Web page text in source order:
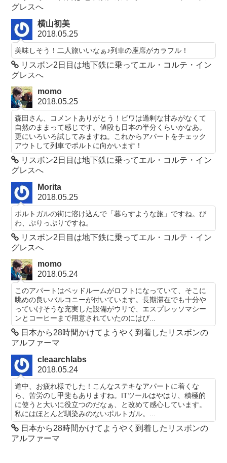
グレスへ
横山初美
2018.05.25
美味しそう！二人旅いいなぁ♪列車の座席がカラフル！
リスボン2日目は地下鉄に乗ってエル・コルテ・イン
グレスへ
momo
2018.05.25
森田さん、コメントありがとう！ビワは過剰な甘みがなくて
自然のままって感じです。値段も日本の半分くらいかなあ。
更にいろいろ試してみますね。これからアパートをチェック
アウトして列車でポルトに向かいます！
リスボン2日目は地下鉄に乗ってエル・コルテ・イン
グレスへ
Morita
2018.05.25
ポルトガルの街に溶け込んで「暮らすような旅」ですね。び
わ、ぷりっぷりですね。
リスボン2日目は地下鉄に乗ってエル・コルテ・イン
グレスへ
momo
2018.05.24
このアパートはベッドルームがロフトになっていて、そこに
眺めの良いバルコニーが付いています。長期滞在でも十分や
っていけそうな充実した設備がウリで、エスプレッソマシー
ンとコーヒーまで用意されていたのにはび...
日本から28時間かけてようやく到着したリスボンの
アルファーマ
cleaarchlabs
2018.05.24
道中、お疲れ様でした！こんなステキなアパートに着くな
ら、苦労のし甲斐もありますね。ITツールはやはり、積極的
に使うと大いに役立つのだなぁ、と改めて感心しています。
私にはほとんど馴染みのないポルトガル。...
日本から28時間かけてようやく到着したリスボンの
アルファーマ